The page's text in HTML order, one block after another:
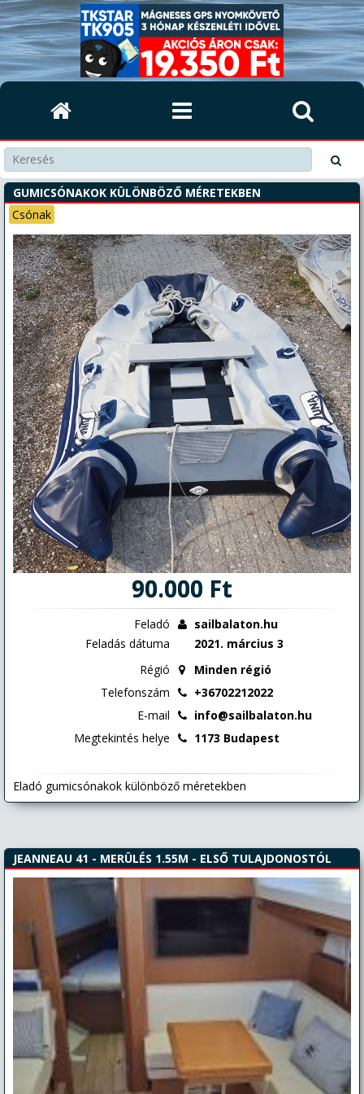
GUMICSÓNAKOK KÜLÖNBÖZŐ MÉRETEKBEN
Csónak
90.000 Ft
Feladó
sailbalaton.hu
Feladás dátuma
2021. március 3
Régió
Minden régió
Telefonszám
+36702212022
E-mail
info@sailbalaton.hu
Megtekintés helye
1173 Budapest
Eladó gumicsónakok különböző méretekben
JEANNEAU 41 - MERÜLÉS 1.55M - ELSŐ TULAJDONOSTÓL